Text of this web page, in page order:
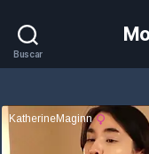
Buscar